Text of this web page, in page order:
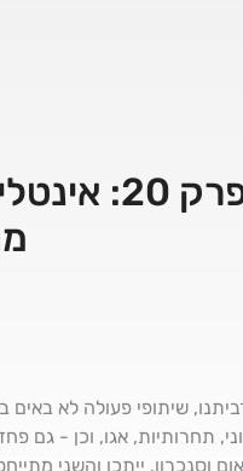
פרק 20:
שיתופי פעולה לא
תחרותיות, אגו, וכן - גם
וסנכרון, ייתכן והשני